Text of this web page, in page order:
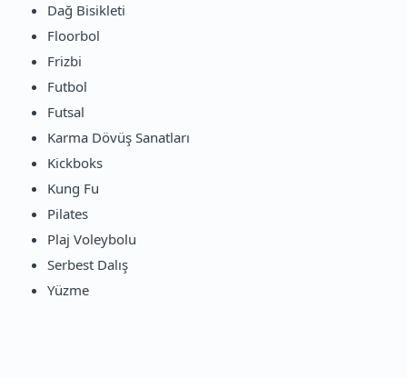
Dağ Bisikleti
Floorbol
Frizbi
Futbol
Futsal
Karma Dövüş Sanatları
Kickboks
Kung Fu
Pilates
Plaj Voleybolu
Serbest Dalış
Yüzme